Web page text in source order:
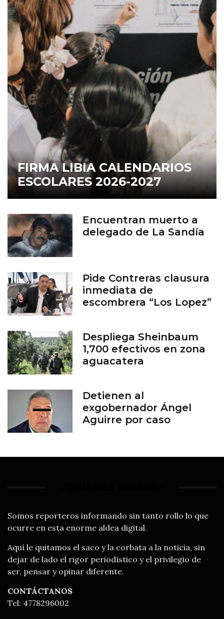
FIRMA LIBIA CALENDARIOS
ESCOLARES 2026-2027
Encuentran muerto a
delegado de La Sandía
Pide Contreras clausura
inmediata de
escombrera “Los Lopez”
Despliega Sheinbaum
1,700 efectivos en zona
aguacatera
Detienen al
exgobernador Ángel
Aguirre por caso
Somos reporteros informando sin tanto rollo lo que
ocurre en esta enorme aldea digital.
Aquí le quitamos el saco y la corbata a la noticia, sin
dejar de lado el rigor periodístico y el privilegio de
ser, pensar y opinar diferente.
CONTÁCTANOS
Tel: 4778296002